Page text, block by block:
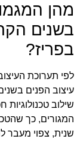
מהן
בשנים
בפריז?
לפי תערוכת
עיצוב הפנים
שילוב
המגורים, כך
שנית, צפוי מעבר